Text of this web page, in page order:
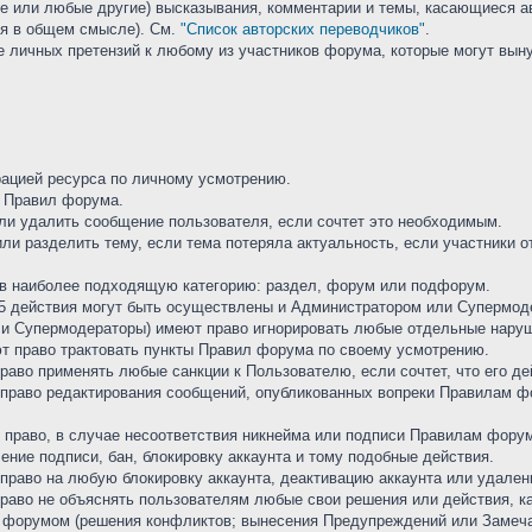
или любые другие) высказывания, комментарии и темы, касающиеся
в общем смысле). См. "Список авторских переводчиков".
претензий к любому из участников форума, которые могут
ресурса по личному усмотрению.
Правил форума.
удалить сообщение пользователя, если сочтет это необходимым.
разделить тему, если тема потеряла актуальность, если участники
наиболее подходящую категорию: раздел, форум или подфорум.
могут быть осуществлены и Администратором или
Супермодераторы) имеют право игнорировать любые отдельные
трактовать пункты Правил форума по своему усмотрению.
применять любые санкции к Пользователю, если сочтет, что его
редактирования сообщений, опубликованных вопреки Правилам
в случае несоответствия никнейма или подписи Правилам
подписи, бан, блокировку аккаунта и тому подобные действия.
на любую блокировку аккаунта, деактивацию аккаунта или
не объяснять пользователям любые свои решения или действия,
(решения конфликтов; вынесения Предупреждений или